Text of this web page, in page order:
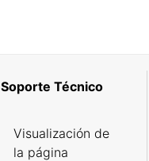
Soporte Técnico
Visualización de
la página